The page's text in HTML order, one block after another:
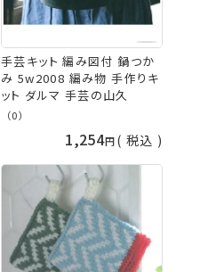
手芸キット 編み図付 鍋つか
み 5w2008 編み物 手作りキ
ット ダルマ 手芸の山久
（0）
1,254 税込